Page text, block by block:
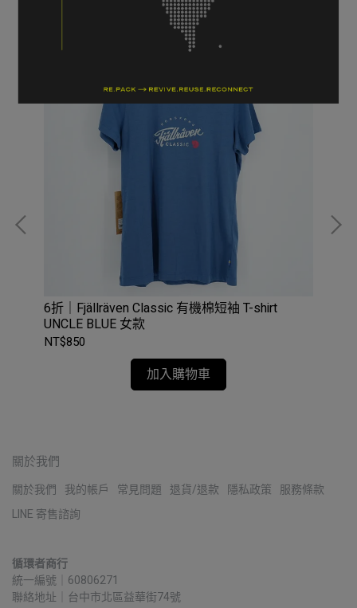
6折｜Fjällräven Classic 有機棉短袖 T-shirt
UNCLE BLUE 女款
NT$850
加入購物車
關於我們
關於我們 我的帳戶 常見問題 退貨/退款 隱私政策 服務條款
LINE 寄售諮詢
循環者商行
統一編號｜60806271
聯絡地址｜台中市北區益華街74號